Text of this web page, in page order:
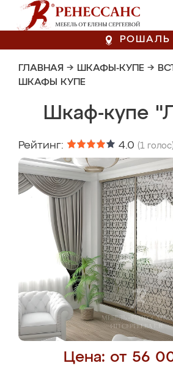
РОШАЛЬ
ГЛАВНАЯ → ШКАФЫ-КУПЕ →
ШКАФЫ КУПЕ
Шкаф-купе
Рейтинг: 4.0 (1
Цена: от 56